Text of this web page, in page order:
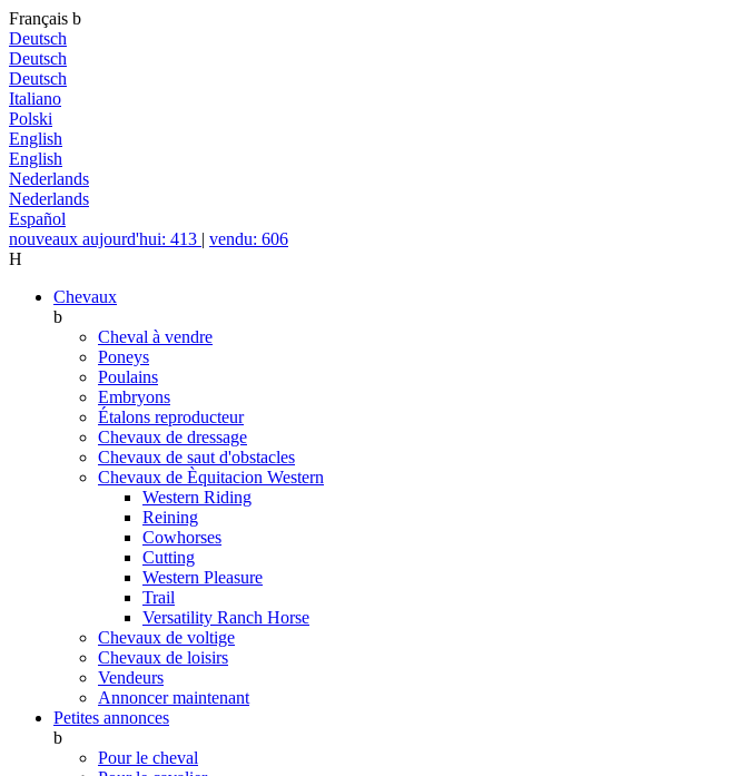
Français b
Deutsch
Deutsch
Deutsch
Italiano
Polski
English
English
Nederlands
Nederlands
Español
nouveaux aujourd'hui: 413 | vendu: 606
H
Chevaux
b
Cheval à vendre
Poneys
Poulains
Embryons
Étalons reproducteur
Chevaux de dressage
Chevaux de saut d'obstacles
Chevaux de Èquitacion Western
Western Riding
Reining
Cowhorses
Cutting
Western Pleasure
Trail
Versatility Ranch Horse
Chevaux de voltige
Chevaux de loisirs
Vendeurs
Annoncer maintenant
Petites annonces
b
Pour le cheval